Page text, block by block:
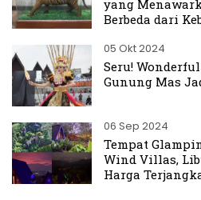
yang
Berbeda dari
05 Okt 2024
Seru!
Gunung Mas
06 Sep 2024
Tempat
Wind Villas,
Harga